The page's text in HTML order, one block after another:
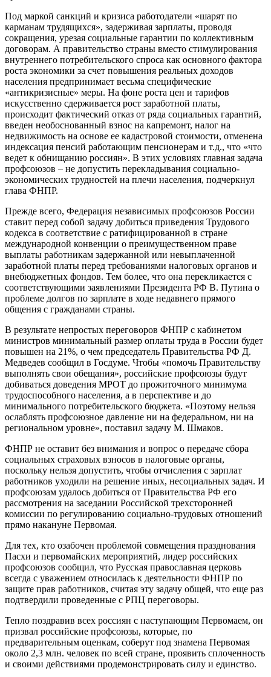
Под маркой санкций и кризиса работодатели «шарят по
карманам трудящихся», задерживая зарплаты, проводя
сокращения, урезая социальные гарантии по коллективным
договорам. А правительство страны вместо стимулирования
внутреннего потребительского спроса как основного фактора
роста экономики за счет повышения реальных доходов
населения предпринимает весьма специфические
«антикризисные» меры. На фоне роста цен и тарифов
искусственно сдерживается рост заработной платы,
происходит фактический отказ от ряда социальных гарантий,
введен необоснованный взнос на капремонт, налог на
недвижимость на основе ее кадастровой стоимости, отменена
индексация пенсий работающим пенсионерам и т.д., что «что
ведет к обнищанию россиян». В этих условиях главная задача
профсоюзов – не допустить перекладывания социально-
экономических трудностей на плечи населения, подчеркнул
глава ФНПР.
Прежде всего, Федерация независимых профсоюзов России
ставит перед собой задачу добиться приведения Трудового
кодекса в соответствие с ратифицированной в стране
международной конвенции о преимущественном праве
выплаты работникам задержанной или невыплаченной
заработной платы перед требованиями налоговых органов и
внебюджетных фондов. Тем более, что она перекликается с
соответствующими заявлениями Президента РФ В. Путина о
проблеме долгов по зарплате в ходе недавнего прямого
общения с гражданами страны.
В результате непростых переговоров ФНПР с кабинетом
министров минимальный размер оплаты труда в России будет
повышен на 21%, о чем председатель Правительства РФ Д.
Медведев сообщил в Госдуме. Чтобы «помочь Правительству
выполнять свои обещания», российские профсоюзы будут
добиваться доведения МРОТ до прожиточного минимума
трудоспособного населения, а в перспективе и до
минимального потребительского бюджета. «Поэтому нельзя
ослаблять профсоюзное давление ни на федеральном, ни на
региональном уровне», поставил задачу М. Шмаков.
ФНПР не оставит без внимания и вопрос о передаче сбора
социальных страховых взносов в налоговые органы,
поскольку нельзя допустить, чтобы отчисления с зарплат
работников уходили на решение иных, несоциальных задач. И
профсоюзам удалось добиться от Правительства РФ его
рассмотрения на заседании Российской трехсторонней
комиссии по регулированию социально-трудовых отношений
прямо накануне Первомая.
Для тех, кто озабочен проблемой совмещения празднования
Пасхи и первомайских мероприятий, лидер российских
профсоюзов сообщил, что Русская православная церковь
всегда с уважением относилась к деятельности ФНПР по
защите прав работников, считая эту задачу общей, что еще раз
подтвердили проведенные с РПЦ переговоры.
Тепло поздравив всех россиян с наступающим Первомаем, он
призвал российские профсоюзы, которые, по
предварительным оценкам, соберут под знамена Первомая
около 2,3 млн. человек по всей стране, проявить сплоченность
и своими действиями продемонстрировать силу и единство.